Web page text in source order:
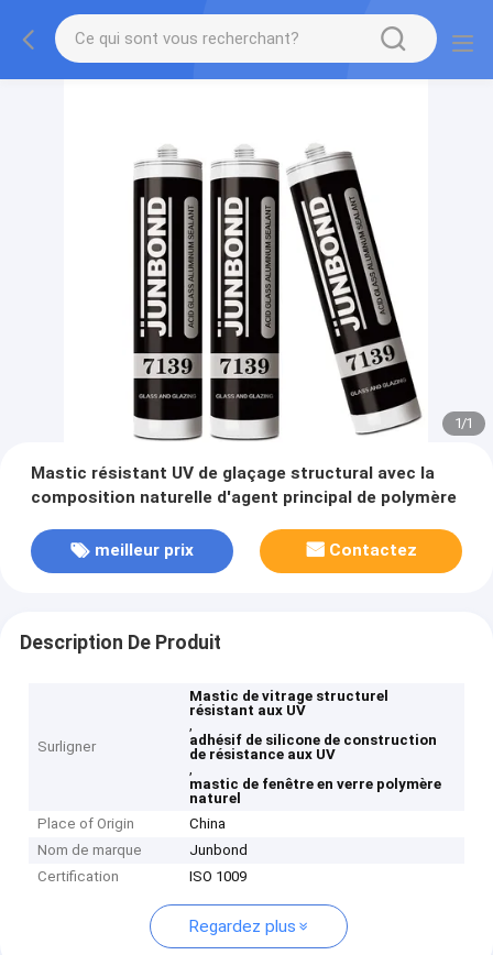
1/1
Mastic résistant UV de glaçage structural avec la
composition naturelle d'agent principal de polymère
meilleur prix Contactez
Description De Produit
Surligner
Mastic de vitrage structurel
résistant aux UV
,
adhésif de silicone de construction
de résistance aux UV
,
mastic de fenêtre en verre polymère
naturel
Place of Origin
China
Nom de marque
Junbond
Certification
ISO 1009
Regardez plus